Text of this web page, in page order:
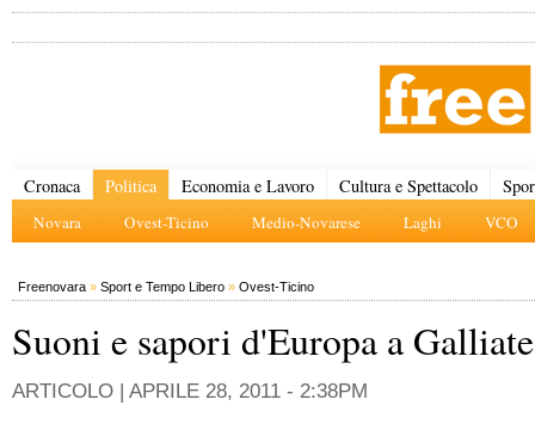
Cronaca Politica
Novara Ovest-Ticino Medio-Novarese Laghi VCO
Economia e Lavoro Cultura e Spettacolo
Freenovara » Sport e Tempo Libero » Ovest-Ticino
Suoni e sapori d'Europa a Galliate
ARTICOLO | APRILE 28, 2011 - 2:38PM